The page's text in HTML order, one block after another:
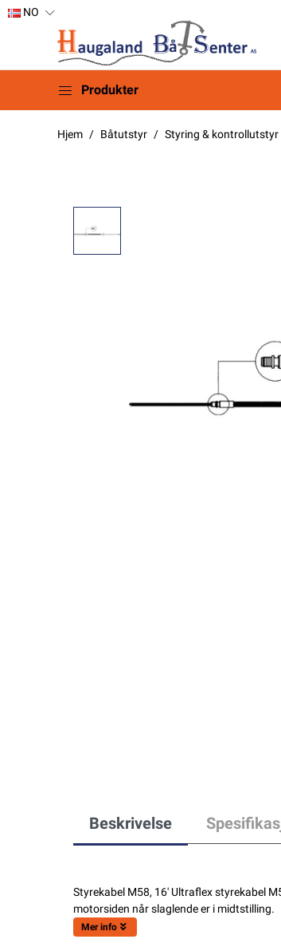
NO
Produkter
Hjem Båtutstyr Styring & kontrollutstyr
Beskrivelse
Styrekabel M58, 16' Ultraflex styrekabel
motorsiden når slaglende er i midtstilling.
Mer info